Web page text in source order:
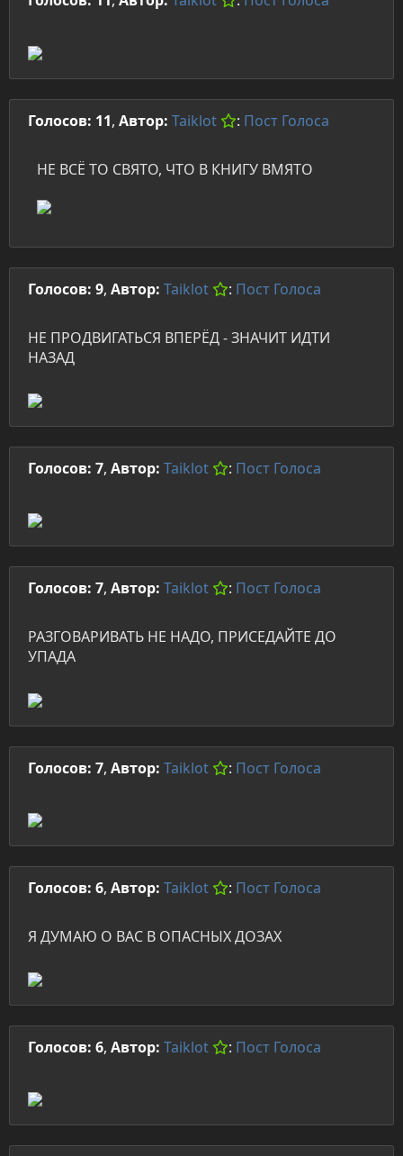
Голосов: 11, Автор: Taiklot : Пост Голоса
НЕ ВСЁ ТО СВЯТО, ЧТО В КНИГУ ВМЯТО
Голосов: 9, Автор: Taiklot : Пост Голоса
НЕ ПРОДВИГАТЬСЯ ВПЕРЁД - ЗНАЧИТ ИДТИ
НАЗАД
Голосов: 7, Автор: Taiklot : Пост Голоса
Голосов: 7, Автор: Taiklot : Пост Голоса
РАЗГОВАРИВАТЬ НЕ НАДО, ПРИСЕДАЙТЕ ДО
УПАДА
Голосов: 7, Автор: Taiklot : Пост Голоса
Голосов: 6, Автор: Taiklot : Пост Голоса
Я ДУМАЮ О ВАС В ОПАСНЫХ ДОЗАХ
Голосов: 6, Автор: Taiklot : Пост Голоса